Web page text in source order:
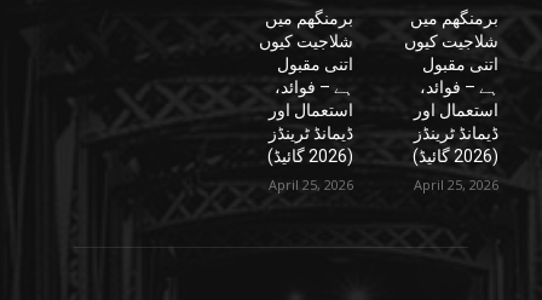
برمنگھم میں
شلاجیت کیوں
اتنی مقبول
ہے – فوائد،
استعمال اور
ڈیمانڈ ٹرینڈز
(2026 گائیڈ)
April 25, 2026
برمنگھم میں
شلاجیت کیوں
اتنی مقبول
ہے – فوائد،
استعمال اور
ڈیمانڈ ٹرینڈز
(2026 گائیڈ)
April 25, 2026